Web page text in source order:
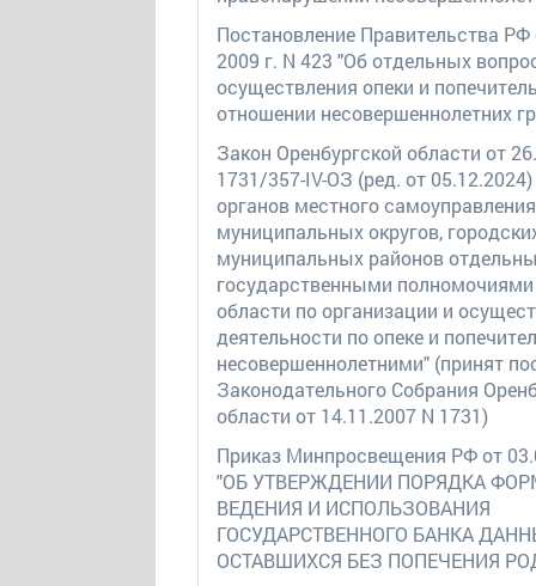
Постановление Правительства
2009 г. N 423 "Об отдельных
осуществления опеки и
отношении несовершеннолетних
Закон Оренбургской области от
1731/357-IV-ОЗ (ред. от
органов местного самоуправления
муниципальных округов,
муниципальных районов
государственными полномочиями
области по организации и
деятельности по опеке и
несовершеннолетними" (принят
Законодательного Собрания
области от 14.11.2007 N 1731)
Приказ Минпросвещения РФ от
"ОБ УТВЕРЖДЕНИИ ПОРЯДКА
ВЕДЕНИЯ И ИСПОЛЬЗОВАНИЯ
ГОСУДАРСТВЕННОГО БАНКА
ОСТАВШИХСЯ БЕЗ ПОПЕЧЕНИЯ